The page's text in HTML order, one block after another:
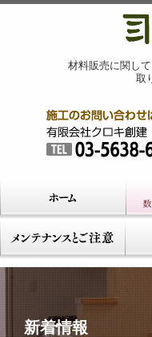
材料販売に関して
取
新着情報